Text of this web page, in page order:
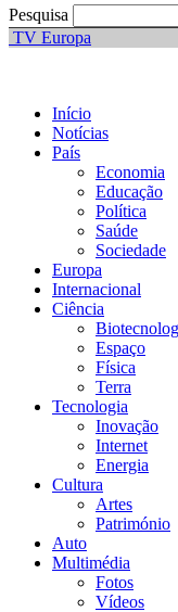
Pesquisa
TV Europa
Início
Notícias
País
Economia
Educação
Política
Saúde
Sociedade
Europa
Internacional
Ciência
Espaço
Física
Terra
Tecnologia
Inovação
Internet
Energia
Cultura
Artes
Património
Auto
Multimédia
Fotos
Vídeos